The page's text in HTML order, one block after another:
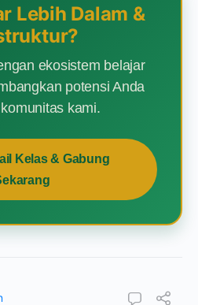
Lebih Dalam &
ekosistem belajar
potensi Anda
kami.
Kelas & Gabung